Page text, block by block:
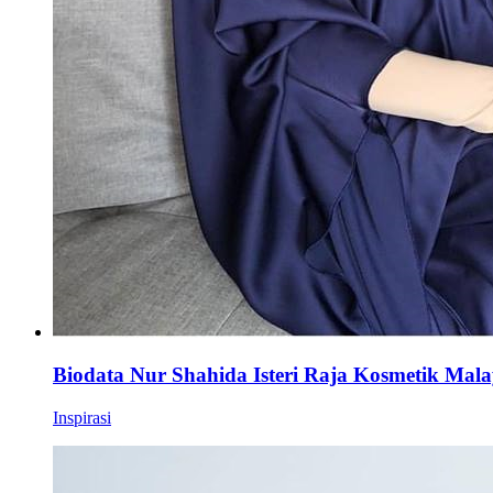
Biodata Nur Shahida Isteri Raja Kosmetik
Inspirasi